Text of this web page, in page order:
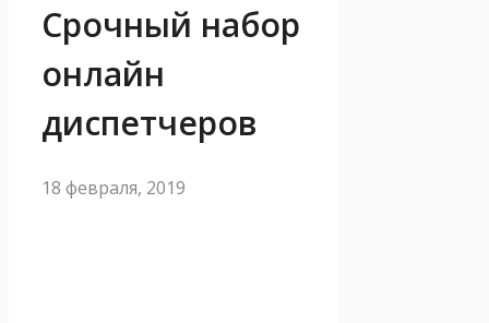
Срочный набор
онлайн
диспетчеров
18 февраля, 2019